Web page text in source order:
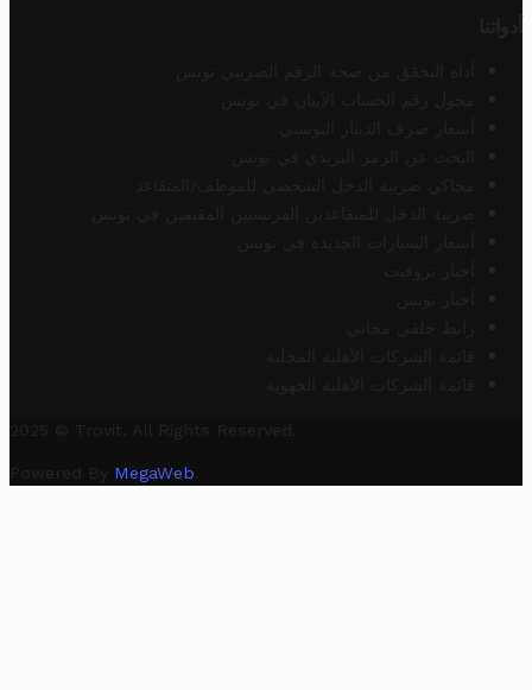
أدواتنا
أداة التحقق من صحة الرقم الضريبي تونس
محول رقم الحساب الآيبان في تونس
أسعار صرف الدينار التونسي
البحث عن الرمز البريدي في تونس
محاكي ضريبة الدخل الشخصي للموظف/المتقاعد
ضريبة الدخل للمتقاعدين الفرنسيين المقيمين في تونس
أسعار السيارات الجديدة في تونس
أخبار تروفيت
أخبار تونس
رابط خلفي مجاني
قائمة الشركات الأهلية المحلية
قائمة الشركات الأهلية الجهوية
2025 © Trovit. All Rights Reserved.
Powered By MegaWeb